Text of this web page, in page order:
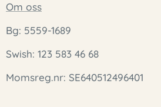
Om oss
Bg: 5559-1689
Swish: 123 583 46 68
Momsreg.nr: SE640512496401